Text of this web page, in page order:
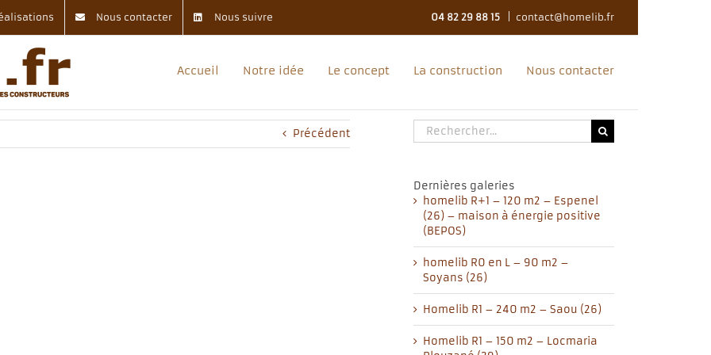
Nous contacter Nous suivre 04 82 29 88 15 contact@homelib.fr
Accueil Notre idée Le concept La construction Nous contacter
Précédent
Rechercher:
Dernières galeries
homelib R+1 – 120 m2 – Espenel
(26) – maison à énergie positive
(BEPOS)
homelib R0 en L – 90 m2 –
Soyans (26)
Homelib R1 – 240 m2 – Saou (26)
Homelib R1 – 150 m2 – Locmaria